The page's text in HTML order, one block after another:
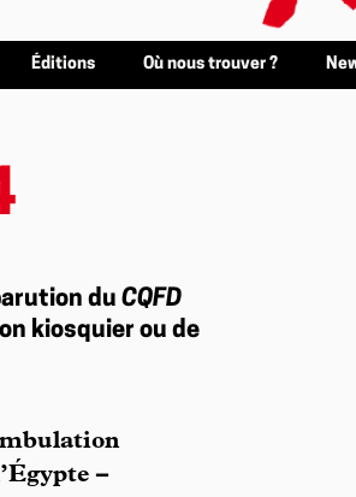
Éditions Où nous trouver ?
du CQFD
kiosquier ou de
–